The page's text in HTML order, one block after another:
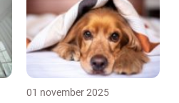
01 november 2025